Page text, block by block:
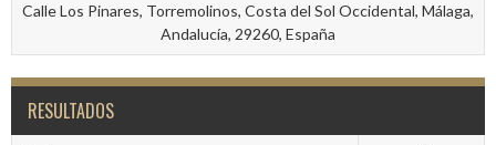
Calle Los Pinares, Torremolinos, Costa del Sol Occidental, Málaga,
Andalucía, 29260, España
RESULTADOS